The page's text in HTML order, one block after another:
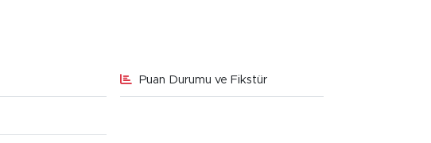
Puan Durumu ve Fikstür